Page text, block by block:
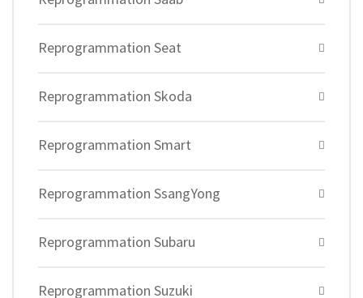
Reprogrammation Seat
Reprogrammation Skoda
Reprogrammation Smart
Reprogrammation SsangYong
Reprogrammation Subaru
Reprogrammation Suzuki